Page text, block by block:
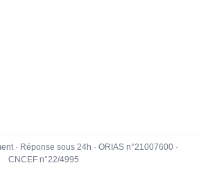
· Réponse sous 24h · ORIAS n°21007600 ·
CNCEF n°22/4995